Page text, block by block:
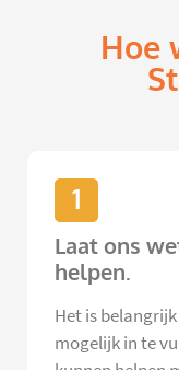
Hoe
1
Laat ons
helpen.
Het is
mogelijk in te